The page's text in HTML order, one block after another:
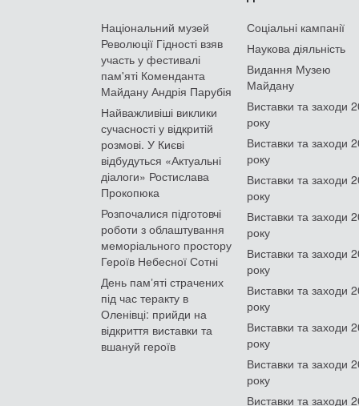
Національний музей
Революції Гідності взяв
участь у фестивалі
пам'яті Коменданта
Майдану Андрія Парубія
Найважливіші виклики
сучасності у відкритій
розмові. У Києві
відбудуться «Актуальні
діалоги» Ростислава
Прокопюка
Розпочалися підготовчі
роботи з облаштування
меморіального простору
Героїв Небесної Сотні
День памʼяті страчених
під час теракту в
Оленівці: прийди на
відкриття виставки та
вшануй героїв
Соціальні кампанії
Наукова діяльність
Видання Музею
Майдану
Виставки та заходи
року
Виставки та заходи
року
Виставки та заходи
року
Виставки та заходи
року
Виставки та заходи
року
Виставки та заходи
року
Виставки та заходи
року
Виставки та заходи
року
Виставки та заходи